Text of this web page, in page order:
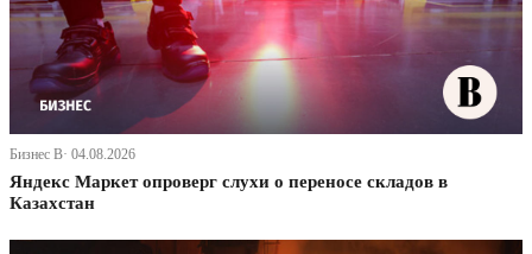
Бизнес В· 04.08.2026
Яндекс Маркет опроверг слухи о переносе складов в
Казахстан